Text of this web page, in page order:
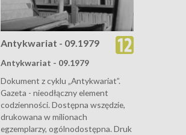
Antykwariat - 09.1979
Antykwariat - 09.1979
Dokument z cyklu „Antykwariat”.
Gazeta - nieodłączny element
codzienności. Dostępna wszędzie,
drukowana w milionach
egzemplarzy, ogólnodostępna. Druk